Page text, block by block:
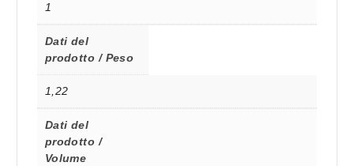
1
Dati del
prodotto / Peso
1,22
Dati del
prodotto /
Volume